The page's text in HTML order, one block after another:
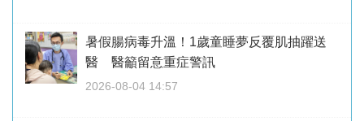
暑假腸病毒升溫！1歲童睡夢反覆肌抽躍送
醫 醫籲留意重症警訊
2026-08-04 14:57